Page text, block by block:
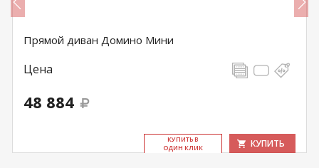
Прямой диван Домино Мини
Цена
48 884
КУ­ПИТЬ В
ОДИН КЛИК
КУПИТЬ